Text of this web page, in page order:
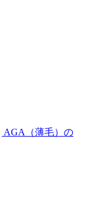
AGA（薄毛）の